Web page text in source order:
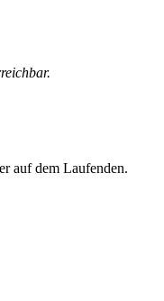
auf dem Laufenden.